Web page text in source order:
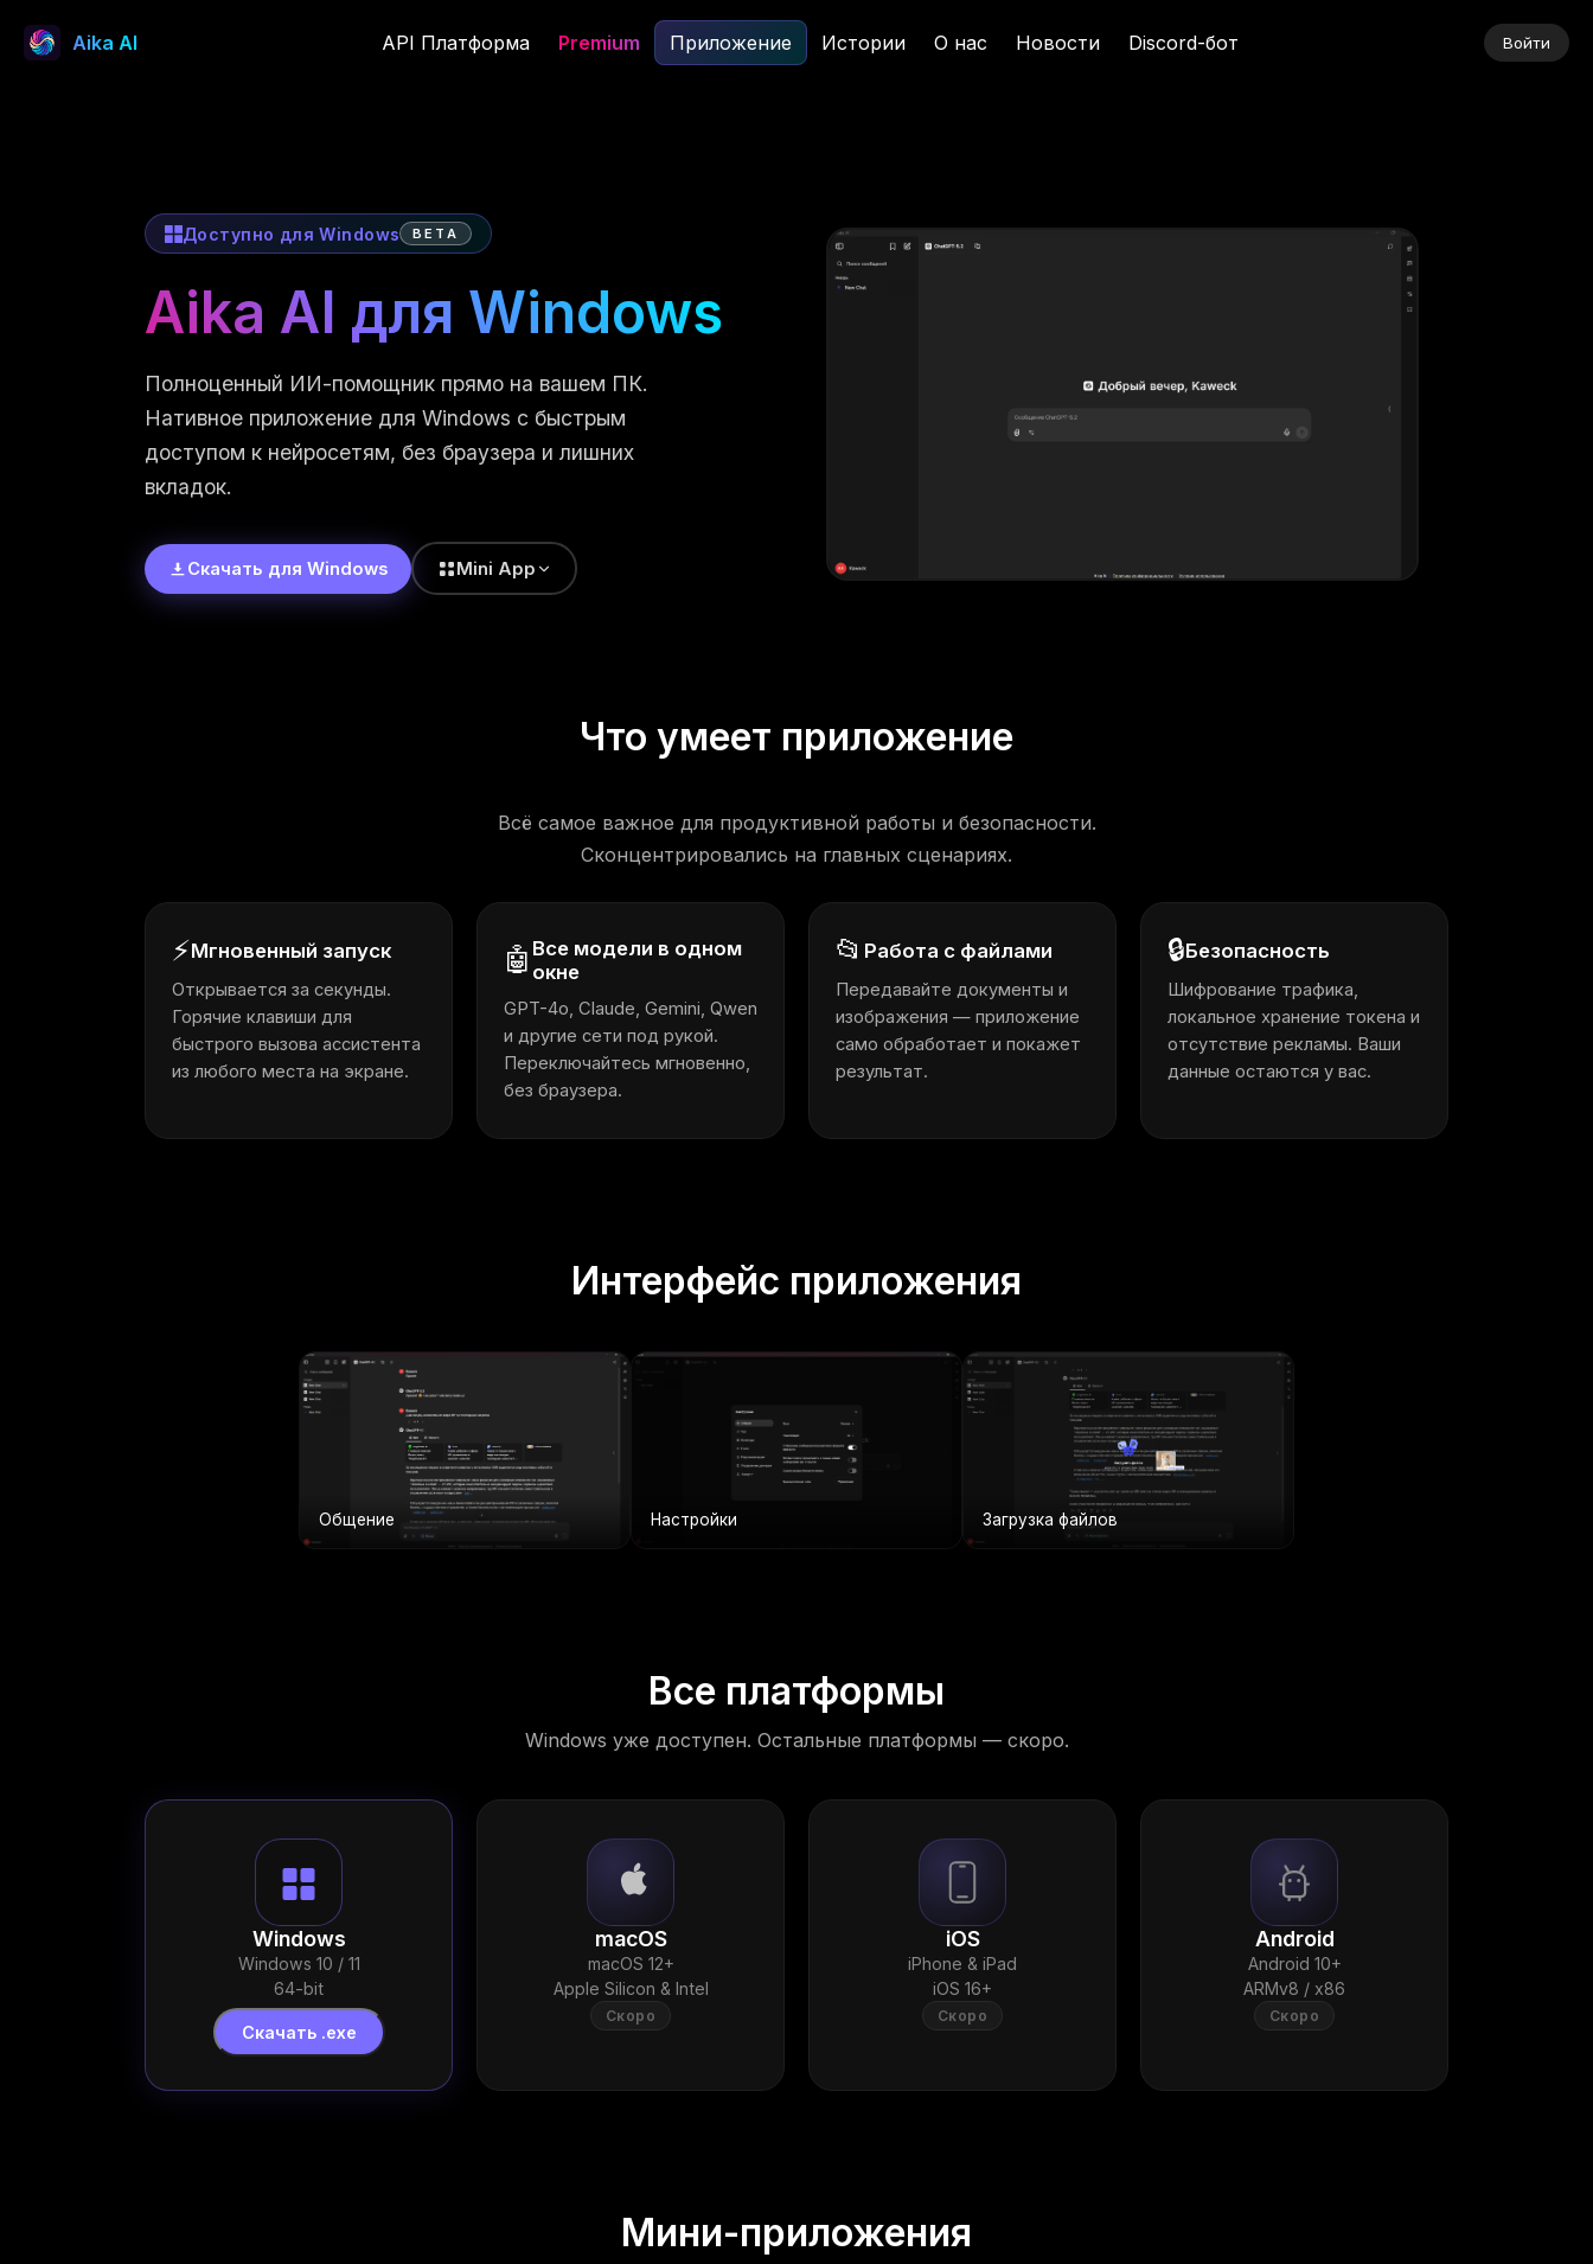
Aika AI API Платформа Premium Приложение Истории О нас Новости Discord-бот Войти
Доступно для Windows BETA
Aika AI для Windows
Полноценный ИИ-помощник прямо на вашем ПК.
Нативное приложение для Windows с быстрым
доступом к нейросетям, без браузера и лишних
вкладок.
Скачать для Windows Mini App
Что умеет приложение
Всё самое важное для продуктивной работы и безопасности.
Сконцентрировались на главных сценариях.
⚡Мгновенный запуск
Открывается за секунды.
Горячие клавиши для
быстрого вызова ассистента
из любого места на экране.
🤖 Все модели в одном
окне
GPT-4o, Claude, Gemini, Qwen
и другие сети под рукой.
Переключайтесь мгновенно,
без браузера.
📂 Работа с файлами
Передавайте документы и
изображения — приложение
само обработает и покажет
результат.
🔒Безопасность
Шифрование трафика,
локальное хранение токена и
отсутствие рекламы. Ваши
данные остаются у вас.
Интерфейс приложения
Общение Настройки Загрузка файлов
Все платформы
Windows уже доступен. Остальные платформы — скоро.
Windows
Windows 10 / 11
64-bit
Скачать .exe
macOS
macOS 12+
Apple Silicon & Intel
Скоро
iOS
iPhone & iPad
iOS 16+
Скоро
Android
Android 10+
ARMv8 / x86
Скоро
Мини-приложения
Скачать ещё раз